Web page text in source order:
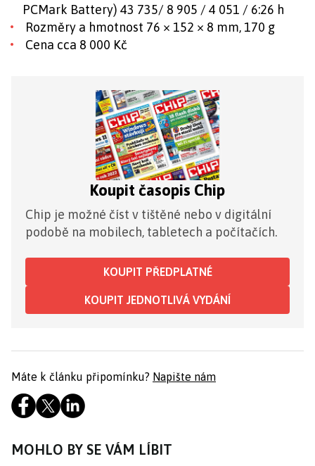
PCMark Battery) 43 735/ 8 905 / 4 051 / 6:26 h
Rozměry a hmotnost 76 × 152 × 8 mm, 170 g
Cena cca 8 000 Kč
Koupit časopis Chip
Chip je možné číst v tištěné nebo v digitální
podobě na mobilech, tabletech a počítačích.
KOUPIT PŘEDPLATNÉ
KOUPIT JEDNOTLIVÁ VYDÁNÍ
Máte k článku připomínku? Napište nám
MOHLO BY SE VÁM LÍBIT